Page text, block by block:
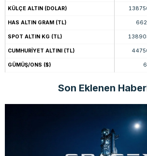
KÜLÇE ALTIN (DOLAR)
HAS ALTIN GRAM (TL)
SPOT ALTIN KG (TL)
CUMHURİYET ALTINI (TL)
GÜMÜŞ/ONS ($)
Son Eklenen